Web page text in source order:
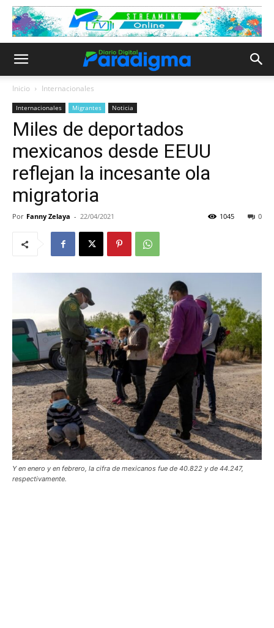
Inicio Internacionales
Internacionales Migrantes Noticia
Miles de deportados
mexicanos desde EEUU
reflejan la incesante ola
migratoria
Por Fanny Zelaya - 22/04/2021 0
1045
Y en enero y en febrero, la cifra de mexicanos fue de 40.822 y de 44.247,
respectivamente.